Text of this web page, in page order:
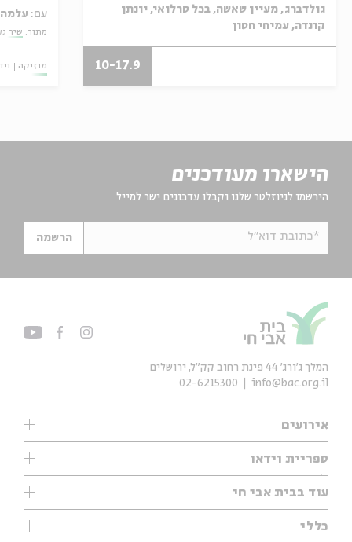
גולדברג, מעיין שאשה, בכל סרלואי, יונתן
קונדה, עמיחי חסון
10-17.9
עם: עלמה
מתוך: שיר
מוזיקה
הישארו מעודכנים
הירשמו לניוזלטר שלנו וקבלו עדכונים ישר למייל
*כתובת דוא"ל הרשמה
אירועים
עיון
אנגלית
נוער
ספריית וידאו
ילדים
מוזיקה
עיון
עוד בבית אבי חי
תערוכות
מיוחדים
כללי
המלך ג'ורג' 44 פינת רחוב קק״ל, ירושלים
info@bac.org.il
02-6215300